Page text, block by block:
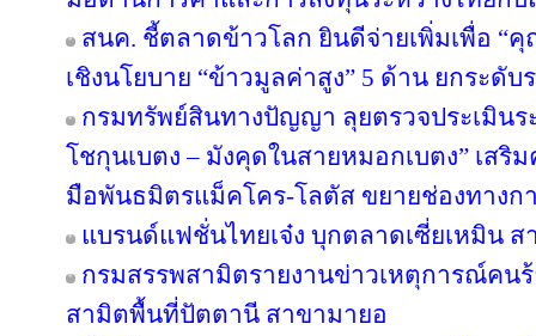
สนค. ชี้ตลาดข้าวโลก ยินดีจ่ายเพิ่มเพื่อ “
เชิงนโยบาย “ข้าวมูลค่าสูง” 5 ด้าน ยกระดับ
กรมทรัพย์สินทางปัญญา ลุยตรวจประเมิน
โชกุนเบตง – มังคุดในสายหมอกเบตง” เส
มือพันธมิตรแม็คโคร-โลตัส ขยายช่องทางก
แบรนด์แฟชั่นไทยเจ๋ง บุกตลาดเซี่ยเหมิน
กรมสรรพสามิตรายงานข่าวเหตุการณ์คน
สามิตพื้นที่ปัตตานี สาขามายอ